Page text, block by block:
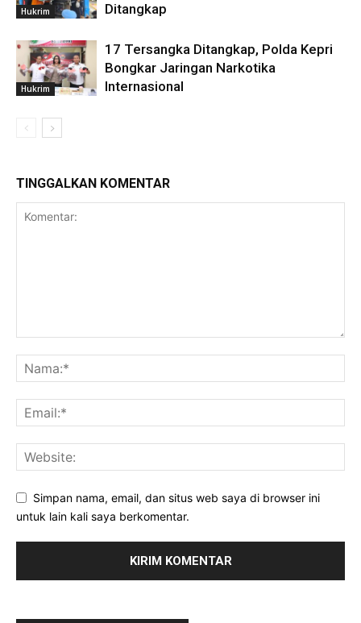
Hukrim
Ditangkap
Hukrim
17 Tersangka Ditangkap, Polda Kepri
Bongkar Jaringan Narkotika
Internasional
TINGGALKAN KOMENTAR
Simpan nama, email, dan situs web saya di browser ini
untuk lain kali saya berkomentar.